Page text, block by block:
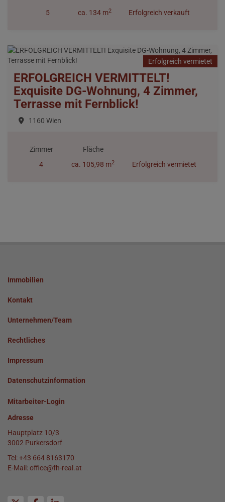
5
ca. 134 m2 Erfolgreich verkauft
Erfolgreich vermietet
ERFOLGREICH VERMITTELT!
Exquisite DG-Wohnung, 4 Zimmer,
Terrasse mit Fernblick!
1160 Wien
Zimmer
4
Fläche
ca. 105,98 m2 Erfolgreich vermietet
Immobilien
Kontakt
Unternehmen/Team
Rechtliches
Impressum
Datenschutzinformation
Mitarbeiter-Login
Adresse
Hauptplatz 10/3
3002 Purkersdorf
Tel:+43 664 8163170
E-Mail:office@fh-real.at